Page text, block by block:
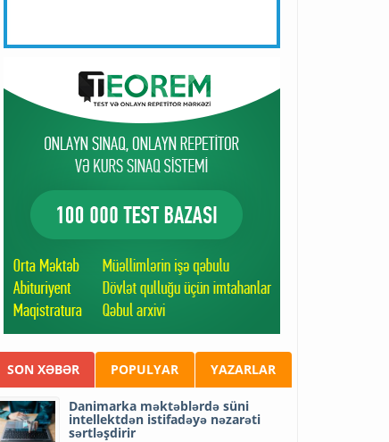
SON XƏBƏR POPULYAR YAZARLAR
Danimarka məktəblərdə süni
intellektdən istifadəyə nəzarəti
sərtləşdirir